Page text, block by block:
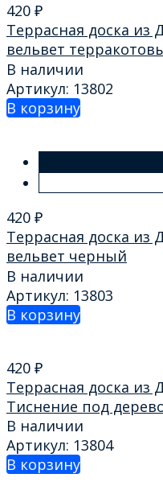
420 ₽
Террасная доска из
вельвет
В наличии
Артикул: 13802
В корзину
420 ₽
Террасная доска из
вельвет черный
В наличии
Артикул: 13803
В корзину
420 ₽
Террасная доска из
Тиснение под
В наличии
Артикул: 13804
В корзину